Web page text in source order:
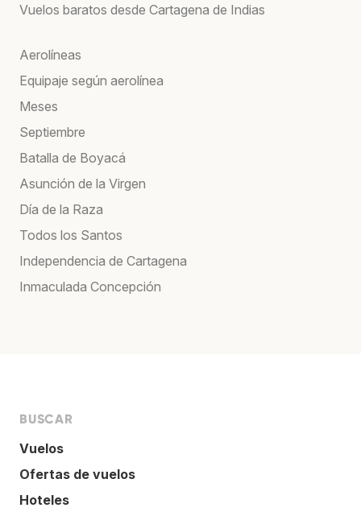
Vuelos baratos desde Cartagena de Indias
Aerolíneas
Equipaje según aerolínea
Meses
Septiembre
Batalla de Boyacá
Asunción de la Virgen
Día de la Raza
Todos los Santos
Independencia de Cartagena
Inmaculada Concepción
BUSCAR
Vuelos
Ofertas de vuelos
Hoteles